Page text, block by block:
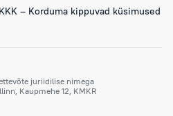
juriidilise nimega
Kaupmehe 12, KMKR
KKK – Korduma kippuvad küsimused